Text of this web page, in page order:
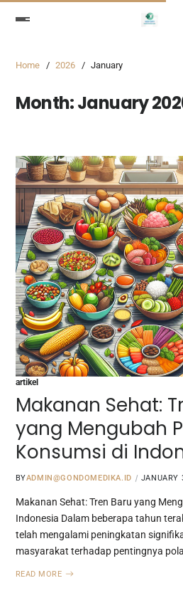
Home 2026 January
Month:January
artikel
Makanan Sehat:
yang Mengubah
Konsumsi di
BYADMIN@GONDOMEDIKA.ID JANUARY
Makanan Sehat: Tren Baru yang
Indonesia Dalam beberapa tahun
telah mengalami peningkatan
masyarakat terhadap pentingnya
READ MORE